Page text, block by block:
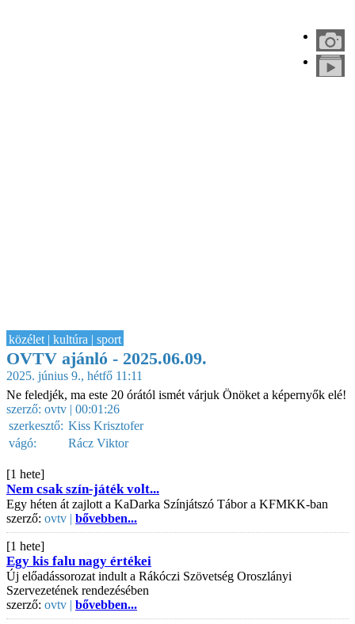
közélet | kultúra | sport
OVTV ajánló - 2025.06.09.
2025. június 9., hétfő 11:11
Ne feledjék, ma este 20 órától ismét várjuk Önöket a képernyők elé!
szerző: ovtv | 00:01:26
szerkesztő: Kiss Krisztofer
vágó:
Rácz Viktor
[1 hete]
Nem csak szín-játék volt...
Egy héten át zajlott a KaDarka Színjátszó Tábor a KFMKK-ban
szerző: ovtv | bővebben...
[1 hete]
Egy kis falu nagy értékei
Új előadássorozat indult a Rákóczi Szövetség Oroszlányi
Szervezetének rendezésében
szerző: ovtv | bővebben...